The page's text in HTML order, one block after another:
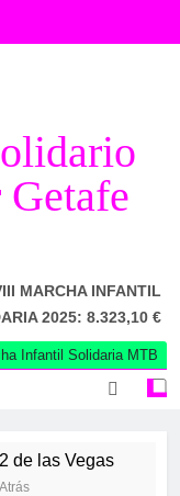
MARCHA INFANTIL
2025: 8.323,10 €
Infantil Solidaria MTB
de las Vegas